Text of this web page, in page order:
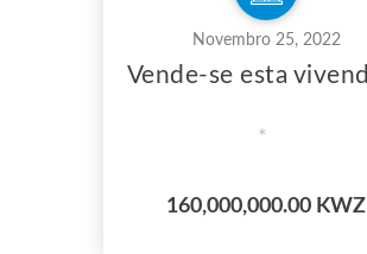
Novembro 25, 2022
*
160,000,000.00 KWZ